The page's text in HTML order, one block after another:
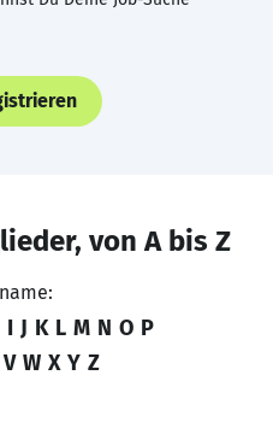
von A bis Z
I J K L M N O P
V W X Y Z